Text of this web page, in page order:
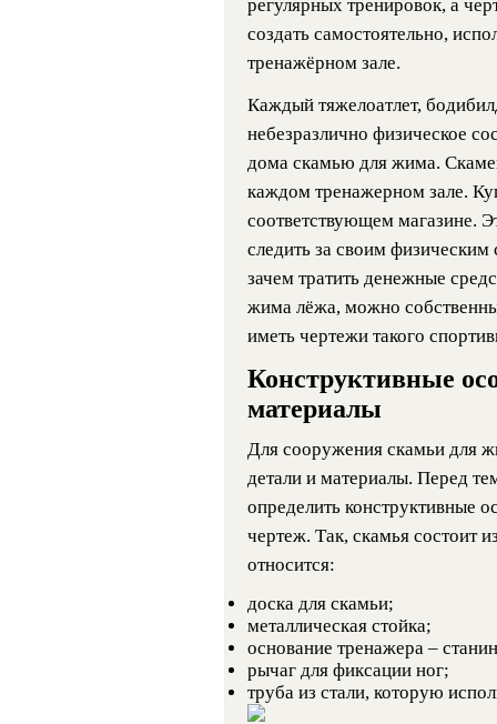
регулярных тренировок, а
создать самостоятельно,
тренажёрном зале.
Каждый тяжелоатлет,
небезразлично физическое
дома скамью для жима.
каждом тренажерном зале.
соответствующем магазине.
следить за своим
зачем тратить денежные
жима лёжа, можно
иметь чертежи такого
Конструктивные
материалы
Для сооружения скамьи для
детали и материалы. Перед
определить конструктивные
чертеж. Так, скамья состоит
относится:
доска для скамьи;
металлическая стойка;
основание тренажера –
рычаг для фиксации ног;
труба из стали, которую